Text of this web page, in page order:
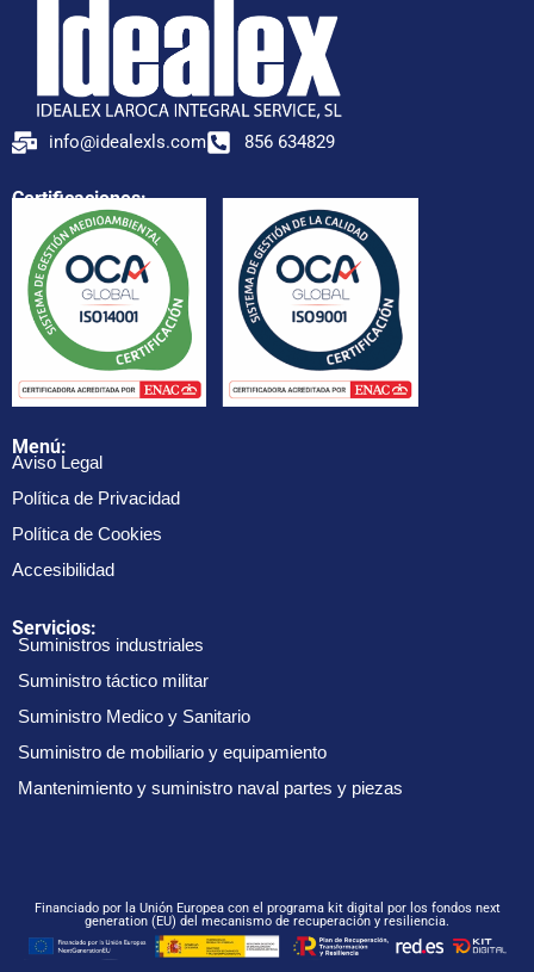
info@idealexls.com 856 634829
Certificaciones:
Menú:
Aviso Legal
Política de Privacidad
Política de Cookies
Accesibilidad
Servicios:
Suministros industriales
Suministro táctico militar
Suministro Medico y Sanitario
Suministro de mobiliario y equipamiento
Mantenimiento y suministro naval partes y piezas
Financiado por la Unión Europea con el programa kit digital por los fondos next
generation (EU) del mecanismo de recuperación y resiliencia.